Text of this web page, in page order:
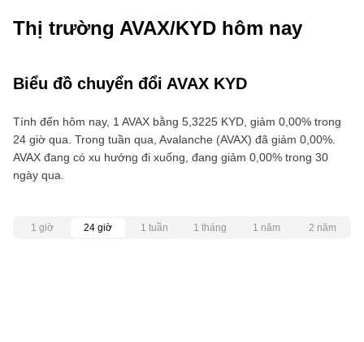
Thị trường AVAX/KYD hôm nay
Biểu đồ chuyển đổi AVAX KYD
Tính đến hôm nay, 1 AVAX bằng 5,3225 KYD, giảm 0,00% trong
24 giờ qua. Trong tuần qua, Avalanche (AVAX) đã giảm 0,00%.
AVAX đang có xu hướng đi xuống, đang giảm 0,00% trong 30
ngày qua.
1 giờ 24 giờ 1 tuần 1 tháng 1 năm 2 năm